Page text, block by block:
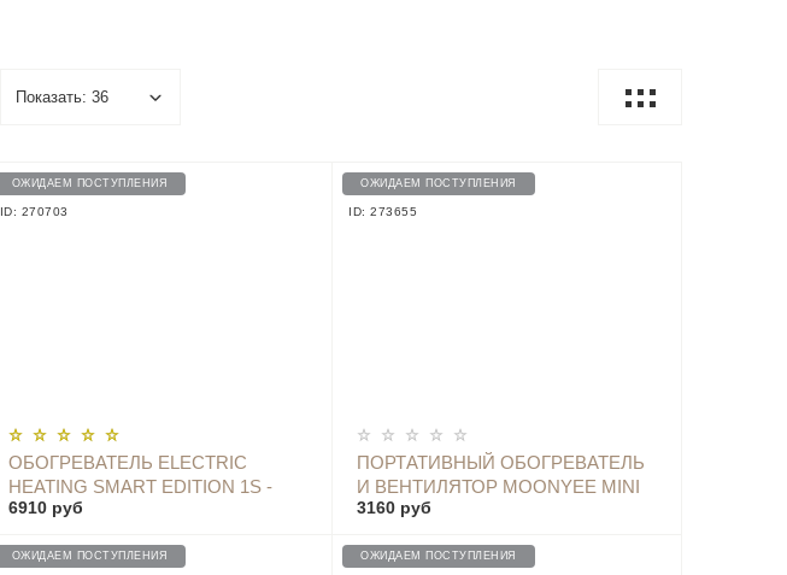
ОЖИДАЕМ ПОСТУПЛЕНИЯ
ID: 270703
ОБОГРЕВАТЕЛЬ ELECTRIC
HEATING SMART EDITION 1S -
DNQZNB05ZM
6910 руб
ОПОВЕСТИТЬ
ОЖИДАЕМ ПОСТУПЛЕНИЯ
ID: 273655
ПОРТАТИВНЫЙ ОБОГРЕВАТЕЛЬ
И ВЕНТИЛЯТОР MOONYEE MINI
HEATER FAN MY-LN001
3160 руб
ОПОВЕСТИТЬ
ОЖИДАЕМ ПОСТУПЛЕНИЯ ОЖИДАЕМ ПОСТУПЛЕНИЯ